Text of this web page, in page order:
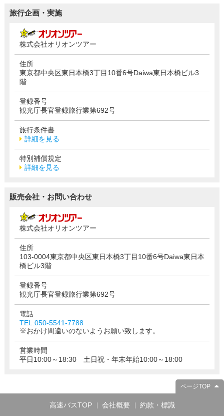
旅行企画・実施
株式会社オリオンツアー
住所
東京都中央区東日本橋3丁目10番6号Daiwa東日本橋ビル3
階
登録番号
観光庁長官登録旅行業第692号
旅行条件書
詳細を見る
特別補償規定
詳細を見る
販売会社・お問い合わせ
株式会社オリオンツアー
住所
103-0004東京都中央区東日本橋3丁目10番6号Daiwa東日本
橋ビル3階
登録番号
観光庁長官登録旅行業第692号
電話
TEL:050-5541-7788
※おかけ間違いのないようお願い致します。
営業時間
平日10:00～18:30 土日祝・年末年始10:00～18:00
ページTOP
高速バスTOP 会社概要 約款・標識